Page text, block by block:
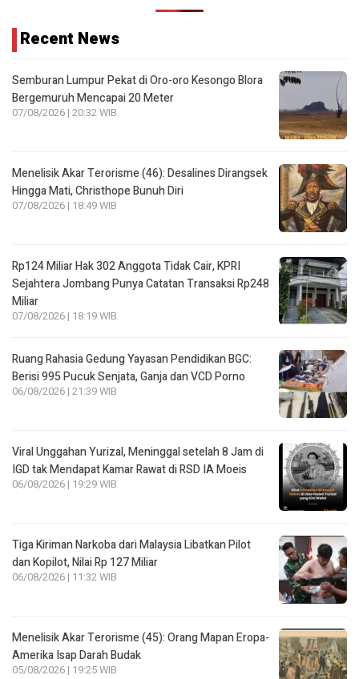
Recent News
Semburan Lumpur Pekat di Oro-oro Kesongo Blora
Bergemuruh Mencapai 20 Meter
07/08/2026 | 20:32 WIB
Menelisik Akar Terorisme (46): Desalines Dirangsek
Hingga Mati, Christhope Bunuh Diri
07/08/2026 | 18:49 WIB
Rp124 Miliar Hak 302 Anggota Tidak Cair, KPRI
Sejahtera Jombang Punya Catatan Transaksi Rp248
Miliar
07/08/2026 | 18:19 WIB
Ruang Rahasia Gedung Yayasan Pendidikan BGC:
Berisi 995 Pucuk Senjata, Ganja dan VCD Porno
06/08/2026 | 21:39 WIB
Viral Unggahan Yurizal, Meninggal setelah 8 Jam di
IGD tak Mendapat Kamar Rawat di RSD IA Moeis
06/08/2026 | 19:29 WIB
Tiga Kiriman Narkoba dari Malaysia Libatkan Pilot
dan Kopilot, Nilai Rp 127 Miliar
06/08/2026 | 11:32 WIB
Menelisik Akar Terorisme (45): Orang Mapan Eropa-
Amerika Isap Darah Budak
05/08/2026 | 19:25 WIB